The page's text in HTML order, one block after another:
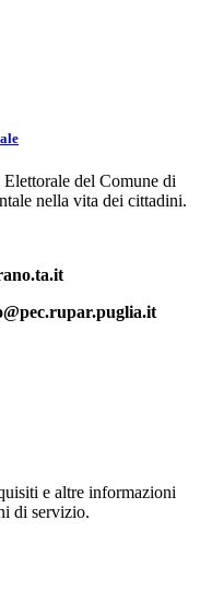
del Comune di
nella vita dei cittadini.
e altre informazioni
di servizio.